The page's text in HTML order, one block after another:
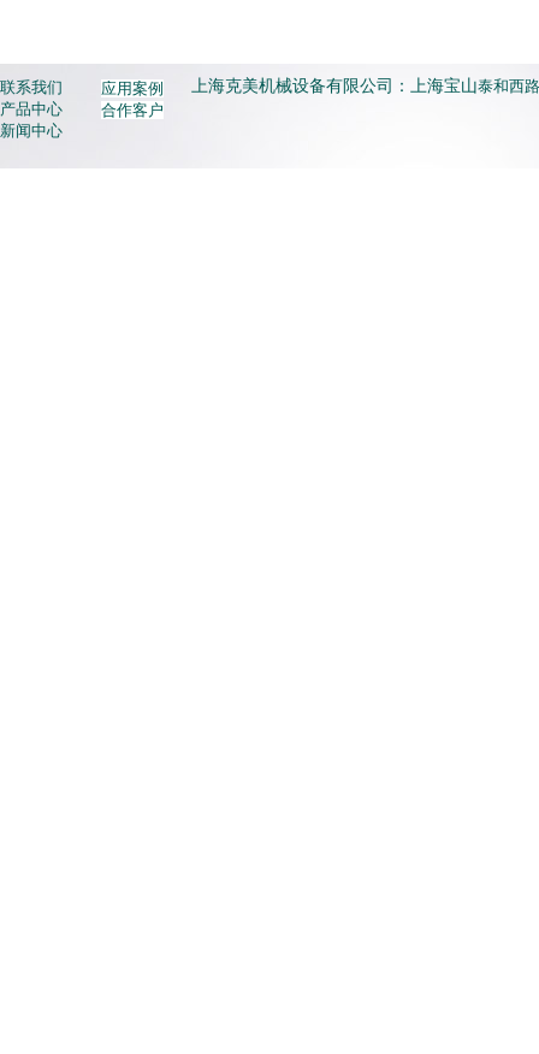
上海克美机械设备有限公司：上海宝山泰和西
应用案例
合作客户
联系我们
产品中心
新闻中心